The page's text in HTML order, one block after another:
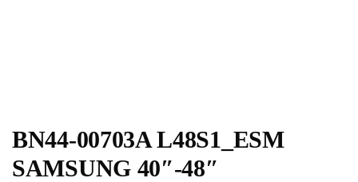
BN44-00703A L48S1_ESM
SAMSUNG 40″-48″